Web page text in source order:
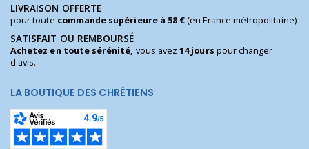
LIVRAISON OFFERTE
pour toute commande supérieure à 58 €(en France métropolitaine)
SATISFAIT OU REMBOURSÉ
Achetez en toute sérénité, vous avez14 jours pour changer
d'avis.
LA BOUTIQUE DES CHRÉTIENS